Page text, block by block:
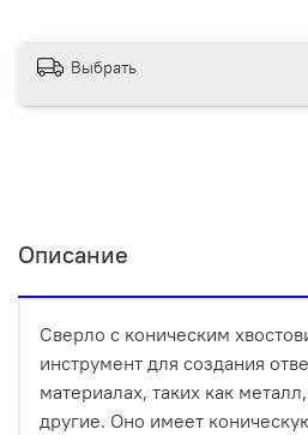
Выбрать
Описание
Сверло с коническим
инструмент для создания
материалах, таких как
другие. Оно имеет